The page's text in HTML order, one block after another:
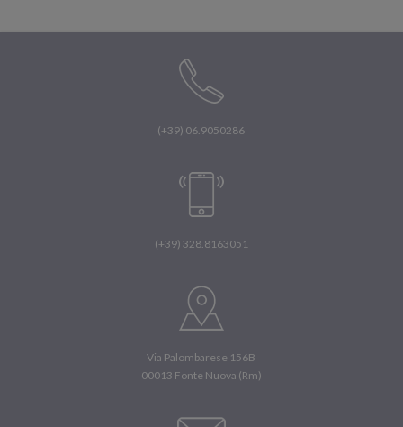
(+39) 06.9050286
(+39) 328.8163051
Via Palombarese 156B
00013 Fonte Nuova (Rm)